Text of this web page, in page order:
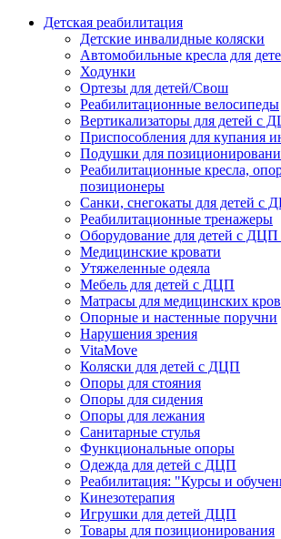
Детская реабилитация
Детские инвалидные коляски
Автомобильные кресла для
Ходунки
Ортезы для детей/Свош
Реабилитационные велосипеды
Вертикализаторы для детей с
Приспособления для купания
Подушки для
Реабилитационные кресла,
позиционеры
Санки, снегокаты для детей с
Реабилитационные тренажеры
Оборудование для детей с ДЦП
Медицинские кровати
Утяжеленные одеяла
Мебель для детей с ДЦП
Матрасы для медицинских
Опорные и настенные поручни
Нарушения зрения
VitaMove
Коляски для детей с ДЦП
Опоры для стояния
Опоры для сидения
Опоры для лежания
Санитарные стулья
Функциональные опоры
Одежда для детей с ДЦП
Реабилитация: "Курсы и
Кинезотерапия
Игрушки для детей ДЦП
Товары для позиционирования